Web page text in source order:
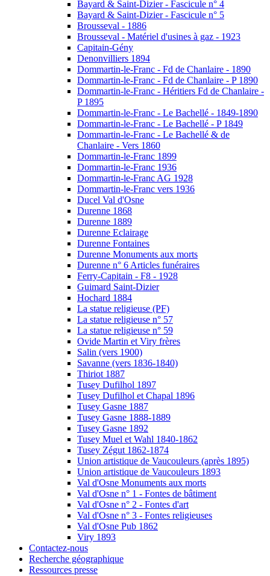
Bayard & Saint-Dizier - Fascicule n° 4
Bayard & Saint-Dizier - Fascicule n° 5
Brousseval - 1886
Brousseval - Matériel d'usines à gaz - 1923
Capitain-Gény
Denonvilliers 1894
Dommartin-le-Franc - Fd de Chanlaire - 1890
Dommartin-le-Franc - Fd de Chanlaire - P 1890
Dommartin-le-Franc - Héritiers Fd de Chanlaire -
P 1895
Dommartin-le-Franc - Le Bachellé - 1849-1890
Dommartin-le-Franc - Le Bachellé - P 1849
Dommartin-le-Franc - Le Bachellé & de
Chanlaire - Vers 1860
Dommartin-le-Franc 1899
Dommartin-le-Franc 1936
Dommartin-le-Franc AG 1928
Dommartin-le-Franc vers 1936
Ducel Val d'Osne
Durenne 1868
Durenne 1889
Durenne Eclairage
Durenne Fontaines
Durenne Monuments aux morts
Durenne n° 6 Articles funéraires
Ferry-Capitain - F8 - 1928
Guimard Saint-Dizier
Hochard 1884
La statue religieuse (PF)
La statue religieuse n° 57
La statue religieuse n° 59
Ovide Martin et Viry frères
Salin (vers 1900)
Savanne (vers 1836-1840)
Thiriot 1887
Tusey Dufilhol 1897
Tusey Dufilhol et Chapal 1896
Tusey Gasne 1887
Tusey Gasne 1888-1889
Tusey Gasne 1892
Tusey Muel et Wahl 1840-1862
Tusey Zégut 1862-1874
Union artistique de Vaucouleurs (après 1895)
Union artistique de Vaucouleurs 1893
Val d'Osne Monuments aux morts
Val d'Osne n° 1 - Fontes de bâtiment
Val d'Osne n° 2 - Fontes d'art
Val d'Osne n° 3 - Fontes religieuses
Val d'Osne Pub 1862
Viry 1893
Contactez-nous
Recherche géographique
Ressources presse